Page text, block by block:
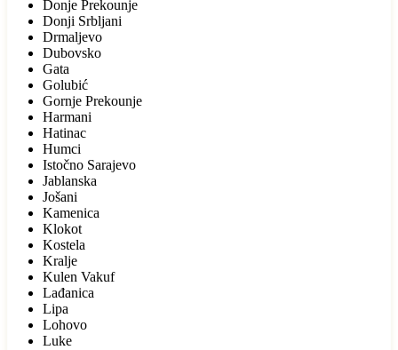
Donje Prekounje
Donji Srbljani
Drmaljevo
Dubovsko
Gata
Golubić
Gornje Prekounje
Harmani
Hatinac
Humci
Istočno Sarajevo
Jablanska
Jošani
Kamenica
Klokot
Kostela
Kralje
Kulen Vakuf
Lađanica
Lipa
Lohovo
Luke